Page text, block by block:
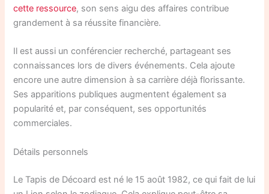
cette ressource, son sens aigu des affaires contribue
grandement à sa réussite financière.
Il est aussi un conférencier recherché, partageant ses
connaissances lors de divers événements. Cela ajoute
encore une autre dimension à sa carrière déjà florissante.
Ses apparitions publiques augmentent également sa
popularité et, par conséquent, ses opportunités
commerciales.
Détails personnels
Le Tapis de Décoard est né le 15 août 1982, ce qui fait de lui